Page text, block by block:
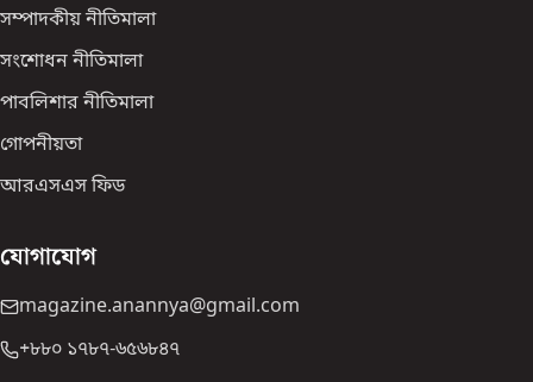
সম্পাদকীয় নীতিমালা
সংশোধন নীতিমালা
পাবলিশার নীতিমালা
গোপনীয়তা
আরএসএস ফিড
যোগাযোগ
magazine.anannya@gmail.com
+৮৮০ ১৭৮৭-৬৫৬৮৪৭